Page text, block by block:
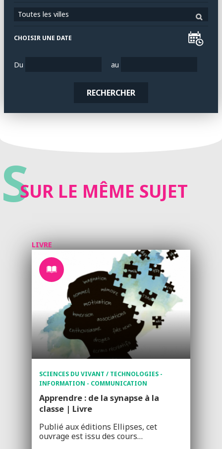
Toutes les villes
CHOISIR UNE DATE
Du au
RECHERCHER
SSUR LE MÊME SUJET
LIVRE
SCIENCES DU VIVANT / TECHNOLOGIES -
INFORMATION - COMMUNICATION
Apprendre : de la synapse à la
classe | Livre
Publié aux éditions Ellipses, cet
ouvrage est issu des cours…